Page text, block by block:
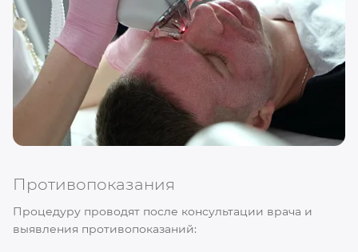
Противопоказания
Процедуру проводят после консультации врача и
выявления противопоказаний: